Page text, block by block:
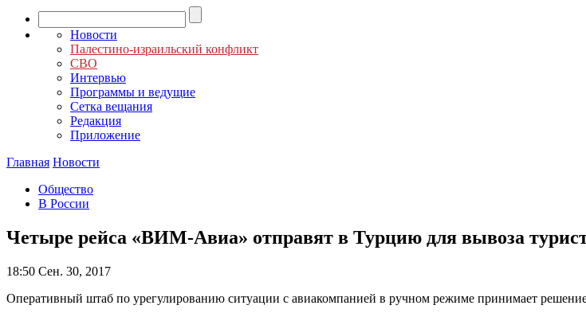
Новости
Палестино-израильский конфликт
СВО
Интервью
Программы и ведущие
Сетка вещания
Редакция
Приложение
Главная Новости
Общество
В России
Четыре рейса «ВИМ-Авиа» отправят в Турцию для вывоза
18:50 Сен. 30, 2017
Оперативный штаб по урегулированию ситуации с авиакомпанией в ручном режиме принимает